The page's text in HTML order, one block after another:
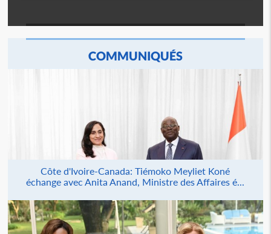
COMMUNIQUÉS
Côte d'Ivoire-Canada: Tiémoko Meyliet Koné
échange avec Anita Anand, Ministre des Affaires é...